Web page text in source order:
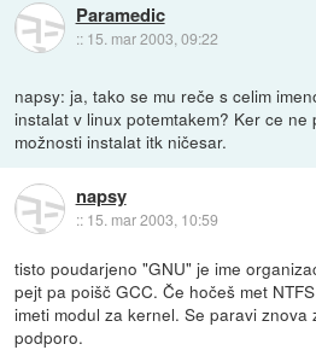
Paramedic
:: 15. mar 2003, 09:22
napsy: ja, tako se mu reče s celim
instalat v linux potemtakem? Ker ce ne
možnosti instalat itk ničesar.
napsy
:: 15. mar 2003, 10:59
tisto poudarjeno "GNU" je ime
pejt pa poišč GCC. Če hočeš met
imeti modul za kernel. Se paravi znova
podporo.